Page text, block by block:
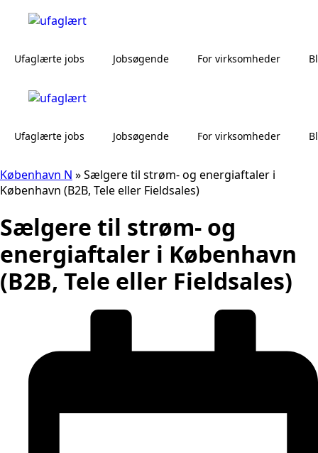
Ufaglærte jobs Jobsøgende For virksomheder
Ufaglærte jobs Jobsøgende For virksomheder
København N »Sælgere til strøm- og energiaftaler i
København (B2B, Tele eller Fieldsales)
Sælgere til strøm- og
energiaftaler i København
(B2B, Tele eller Fieldsales)